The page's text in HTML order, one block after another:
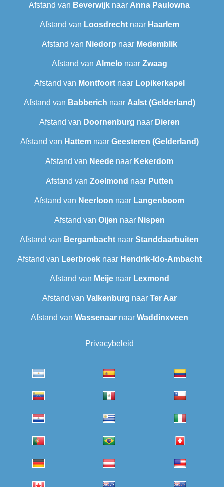
Afstand van Beverwijk naar Anna Paulowna
Afstand van Loosdrechtnaar Haarlem
Afstand van Niedorp naar Medemblik
Afstand van Almelo naar Zwaag
Afstand van Montfoortnaar Lopikerkapel
Afstand van Babberich naar Aalst (Gelderland)
Afstand van Doornenburg naar Dieren
Afstand van Hattemnaar Geesteren (Gelderland)
Afstand van Neede naar Kekerdom
Afstand van Zoelmond naar Putten
Afstand van Neerloon naar Langenboom
Afstand van Oijen naar Nispen
Afstand van Bergambacht naar Standdaarbuiten
Afstand van Leerbroeknaar Hendrik-Ido-Ambacht
Afstand van Meijenaar Lexmond
Afstand van Valkenburg naar Ter Aar‎
Afstand van Wassenaarnaar Waddinxveen
Privacybeleid